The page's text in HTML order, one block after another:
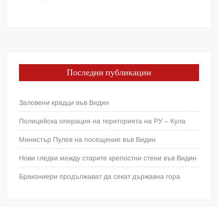
Последни публикации
Заловени крадци във Видин
Полицейска операция на територията на РУ – Кула
Министър Пулев на посещение във Видин
Нови гледки между старите крепостни стени във Видин
Бракониери продължават да секат държавна гора